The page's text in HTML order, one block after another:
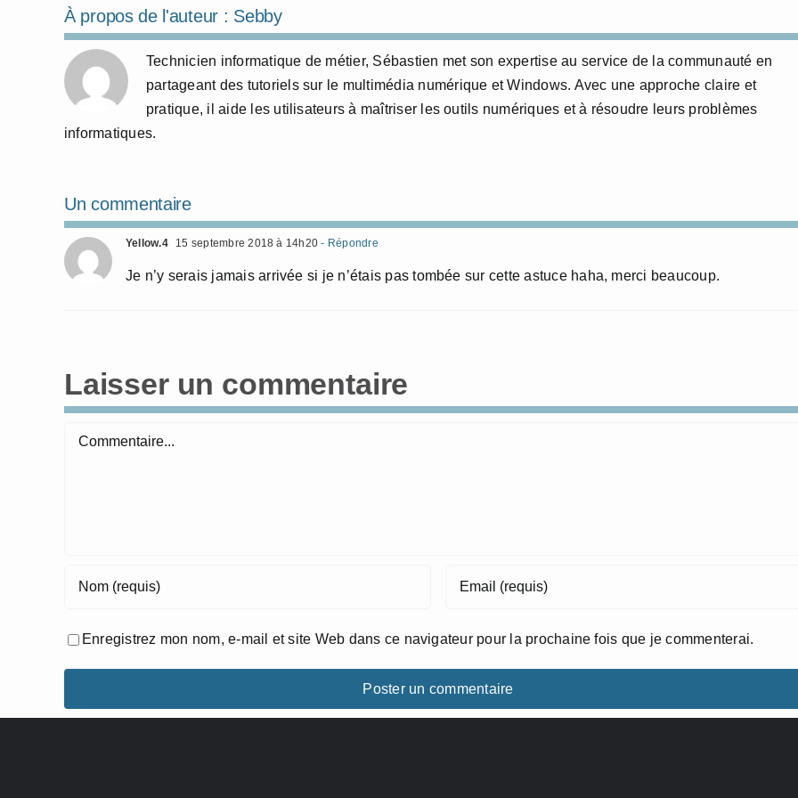
À propos de l'auteur : Sebby
Technicien informatique de métier, Sébastien met son expertise au service de la communauté en
partageant des tutoriels sur le multimédia numérique et Windows. Avec une approche claire et
pratique, il aide les utilisateurs à maîtriser les outils numériques et à résoudre leurs problèmes
informatiques.
Un commentaire
Yellow.4 15 septembre 2018 à 14h20 - Répondre
Je n’y serais jamais arrivée si je n’étais pas tombée sur cette astuce haha, merci beaucoup.
Laisser un commentaire
Commentaire
Enregistrez mon nom, e-mail et site Web dans ce navigateur pour la prochaine fois que je commenterai.